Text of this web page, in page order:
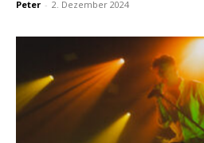
Peter - 2. Dezember 2024